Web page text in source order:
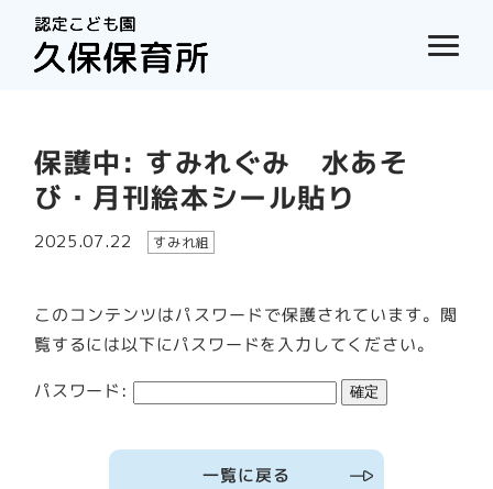
保護中: すみれぐみ 水あそ
び・月刊絵本シール貼り
2025.07.22 すみれ組
このコンテンツはパスワードで保護されています。閲
覧するには以下にパスワードを入力してください。
パスワード:
一覧に戻る